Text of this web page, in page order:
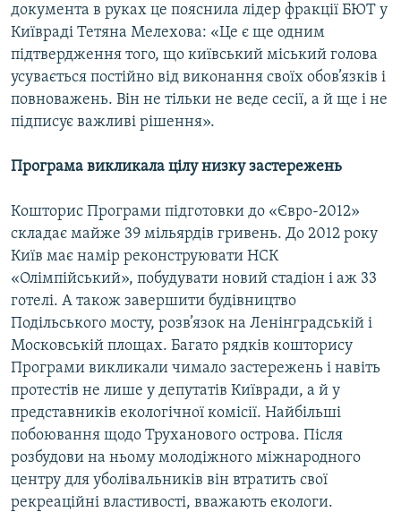
документа в руках це пояснила лідер фракції БЮТ у
Київраді Тетяна Мелехова: «Це є ще одним
підтвердження того, що київський міський голова
усувається постійно від виконання своїх обов’язків і
повноважень. Він не тільки не веде сесії, а й ще і не
підписує важливі рішення».
Програма викликала цілу низку застережень
Кошторис Програми підготовки до «Євро-2012»
складає майже 39 мільярдів гривень. До 2012 року
Київ має намір реконструювати НСК
«Олімпійський», побудувати новий стадіон і аж 33
готелі. А також завершити будівництво
Подільського мосту, розв’язок на Ленінградській і
Московській площах. Багато рядків кошторису
Програми викликали чимало застережень і навіть
протестів не лише у депутатів Київради, а й у
представників екологічної комісії. Найбільші
побоювання щодо Труханового острова. Після
розбудови на ньому молодіжного міжнародного
центру для уболівальників він втратить свої
рекреаційні властивості, вважають екологи.